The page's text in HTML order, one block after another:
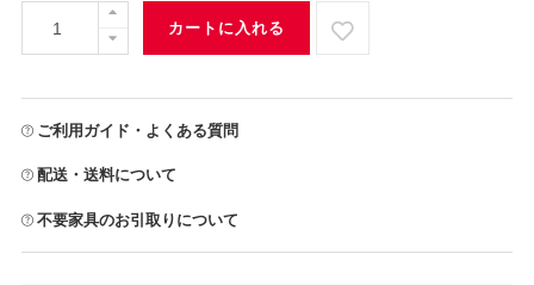
カートに入れる
ご利用ガイド・よくある質問
配送・送料について
不要家具のお引取りについて